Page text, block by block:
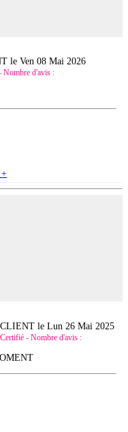
leVen 08 Mai 2026
Nombre d'avis :
+
CLIENT leLun 26 Mai 2025
- Nombre d'avis :